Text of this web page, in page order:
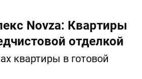
Novza: Квартиры
отделкой
квартиры в готовой